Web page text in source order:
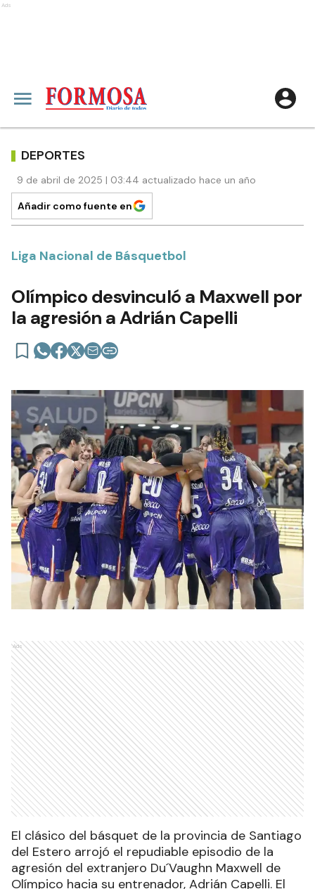
Ads
DEPORTES
9 de abril de 2025 | 03:44 actualizado hace un año
Añadir como fuente en
Liga Nacional de Básquetbol
Olímpico desvinculó a Maxwell por
la agresión a Adrián Capelli
Ads
El clásico del básquet de la provincia de Santiago
del Estero arrojó el repudiable episodio de la
agresión del extranjero Du´Vaughn Maxwell de
Olímpico hacia su entrenador, Adrián Capelli. El